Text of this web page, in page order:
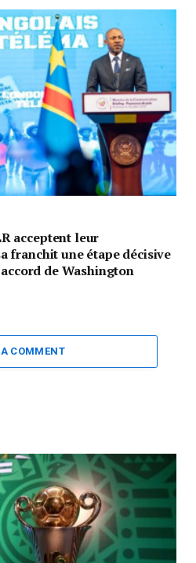
acceptent leur
franchit une étape décisive
de Washington
COMMENT